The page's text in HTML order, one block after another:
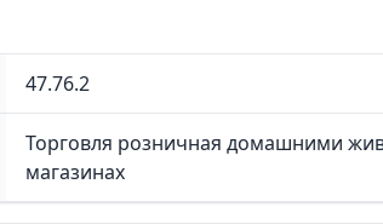
47.76.2
Торговля розничная домашними
магазинах